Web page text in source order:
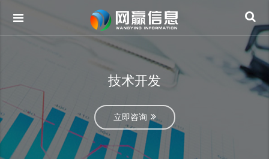
技术开发
立即咨询